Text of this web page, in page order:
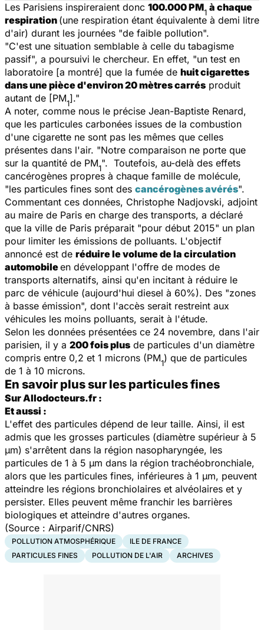
Les Parisiens inspireraient donc 100.000 PM1 à chaque
respiration (une respiration étant équivalente à demi litre
d'air) durant les journées "de faible pollution".
"C'est une situation semblable à celle du tabagisme
passif", a poursuivi le chercheur. En effet, "un test en
laboratoire [a montré] que la fumée de huit cigarettes
dans une pièce d'environ 20 mètres carrés produit
autant de [PM1]."
A noter, comme nous le précise Jean-Baptiste Renard,
que les particules carbonées issues de la combustion
d'une cigarette ne sont pas les mêmes que celles
présentes dans l'air. "Notre comparaison ne porte que
sur la quantité de PM1". Toutefois, au-delà des effets
cancérogènes propres à chaque famille de molécule,
"les particules fines sont des cancérogènes avérés".
Commentant ces données, Christophe Nadjovski, adjoint
au maire de Paris en charge des transports, a déclaré
que la ville de Paris préparait "pour début 2015" un plan
pour limiter les émissions de polluants. L'objectif
annoncé est de réduire le volume de la circulation
automobileen développant l'offre de modes de
transports alternatifs, ainsi qu'en incitant à réduire le
parc de véhicule (aujourd'hui diesel à 60%). Des "zones
à basse émission", dont l'accès serait restreint aux
véhicules les moins polluants, serait à l'étude.
Selon les données présentées ce 24 novembre, dans l'air
parisien, il y a 200 fois plus de particules d'un diamètre
compris entre 0,2 et 1 microns (PM1) que de particules
de 1 à 10 microns.
En savoir plus sur les particules fines
Sur Allodocteurs.fr :
Et aussi :
L'effet des particules dépend de leur taille. Ainsi, il est
admis que les grosses particules (diamètre supérieur à 5
µm) s'arrêtent dans la région nasopharyngée, les
particules de 1 à 5 µm dans la région trachéobronchiale,
alors que les particules fines, inférieures à 1 µm, peuvent
atteindre les régions bronchiolaires et alvéolaires et y
persister. Elles peuvent même franchir les barrières
biologiques et atteindre d'autres organes.
(Source : Airparif/CNRS)
POLLUTION ATMOSPHÉRIQUE
ILE DE FRANCE
PARTICULES FINES
POLLUTION DE L'AIR ARCHIVES